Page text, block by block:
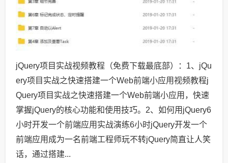
jQuery项目实战视频教程（免费下载最底部）：1、jQu
ery项目实战之快速搭建一个Web前端小应用视频教程j
Query项目实战之快速搭建一个Web前端小应用，快速
掌握jQuery的核心功能和使用技巧。2、如何用jQuery6
小时开发一个前端应用实战演练6小时jQuery开发一个
前端应用成为一名前端工程师玩不转jQuery简直让人笑
话，通过搭建...